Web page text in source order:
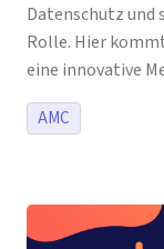
Datenschutz und
Rolle. Hier
eine innovative
AMC